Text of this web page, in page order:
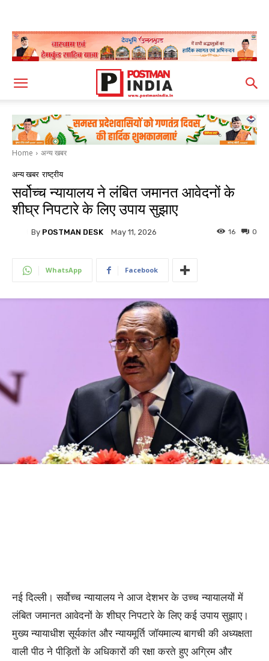
Home अन्य खबर
अन्य खबर राष्ट्रीय
सर्वोच्च न्यायालय ने लंबित जमानत आवेदनों के
शीघ्र निपटारे के लिए उपाय सुझाए
By POSTMAN DESK May 11, 2026 0
16
WhatsApp Facebook
नई दिल्ली। सर्वोच्‍च न्‍यायालय ने आज देशभर के उच्च न्यायालयों में
लंबित जमानत आवेदनों के शीघ्र निपटारे के लिए कई उपाय सुझाए।
मुख्य न्यायाधीश सूर्यकांत और न्यायमूर्ति जॉयमाल्य बागची की अध्यक्षता
वाली पीठ ने पीड़ितों के अधिकारों की रक्षा करते हुए अग्रिम और